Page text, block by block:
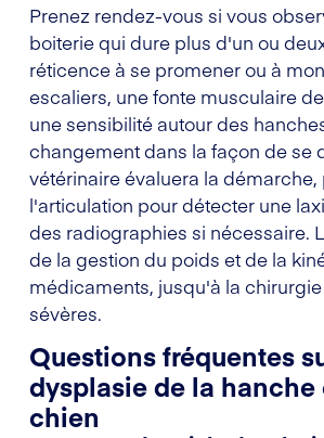
Prenez rendez-vous si vous
boiterie qui dure plus d'un ou
réticence à se promener ou à
escaliers, une fonte musculaire
une sensibilité autour des
changement dans la façon de se
vétérinaire évaluera la démarche,
l'articulation pour détecter une
des radiographies si nécessaire.
de la gestion du poids et de la
médicaments, jusqu'à la
sévères.
Questions fréquentes
dysplasie de la hanche
chien